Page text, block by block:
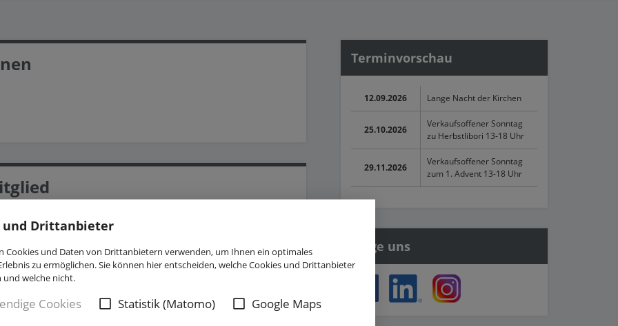
und Drittanbieter
Cookies und Daten von Drittanbietern verwenden, um Ihnen ein optimales
zu ermöglichen. Sie können hier entscheiden, welche Cookies und Drittanbieter
und welche nicht.
Cookies Statistik (Matomo) Google Maps
Kreativität das gesellschaftliche Miteinander
Terminvorschau
12.09.2026 Lange Nacht der Kirchen
25.10.2026
Verkaufsoffener Sonntag
zu Herbstlibori 13-18 Uhr
29.11.2026
Verkaufsoffener Sonntag
zum 1. Advent 13-18 Uhr
Folge uns